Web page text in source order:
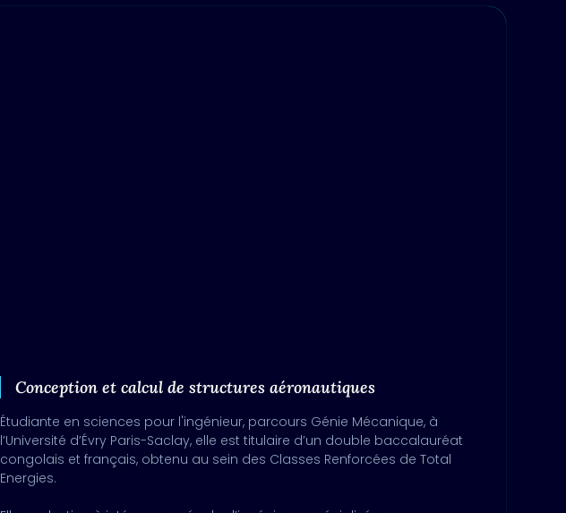
Conception et calcul de structures aéronautiques
Étudiante en sciences pour l'ingénieur, parcours Génie Mécanique, à
l’Université d’Évry Paris-Saclay, elle est titulaire d’un double baccalauréat
congolais et français, obtenu au sein des Classes Renforcées de Total
Energies.